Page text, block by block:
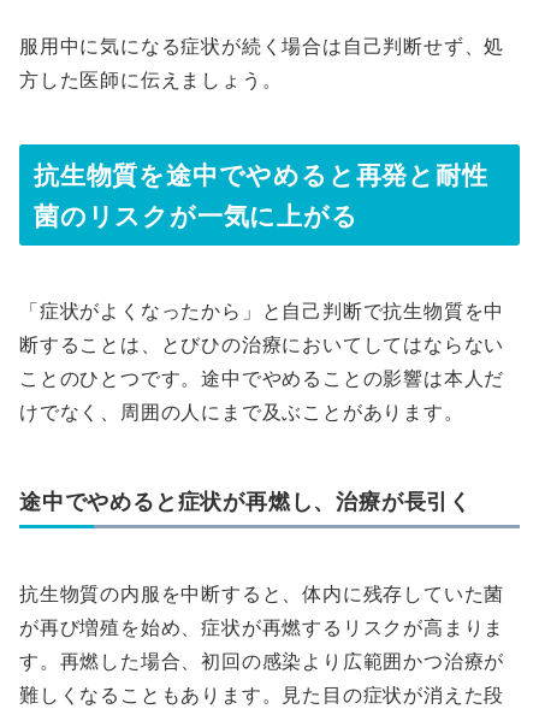
服用中に気になる症状が続く場合は自己判断せず、処
方した医師に伝えましょう。
抗生物質を途中でやめると再発と耐性
菌のリスクが一気に上がる
「症状がよくなったから」と自己判断で抗生物質を中
断することは、とびひの治療においてしてはならない
ことのひとつです。途中でやめることの影響は本人だ
けでなく、周囲の人にまで及ぶことがあります。
途中でやめると症状が再燃し、治療が長引く
抗生物質の内服を中断すると、体内に残存していた菌
が再び増殖を始め、症状が再燃するリスクが高まりま
す。再燃した場合、初回の感染より広範囲かつ治療が
難しくなることもあります。見た目の症状が消えた段